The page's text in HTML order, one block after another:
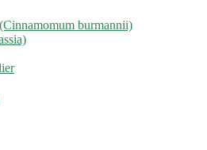
burmannii)